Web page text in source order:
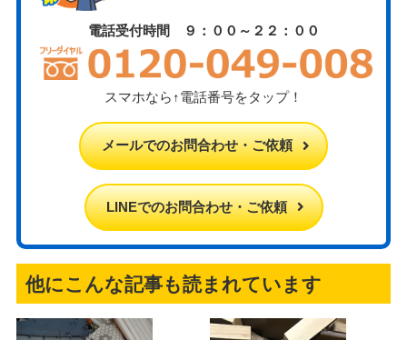
電話受付時間 ９：００～２２：００
スマホなら↑電話番号をタップ！
メールでのお問合わせ・ご依頼
LINEでのお問合わせ・ご依頼
他にこんな記事も読まれています